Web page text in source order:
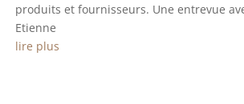
produits et fournisseurs. Une entrevue
Etienne
lire plus